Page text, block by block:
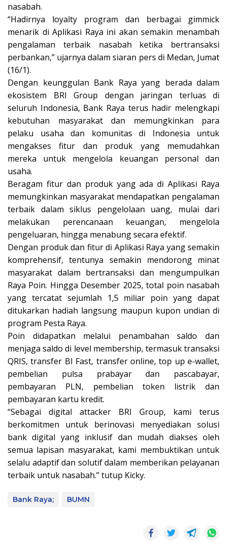
nasabah.
“Hadirnya loyalty program dan berbagai gimmick
menarik di Aplikasi Raya ini akan semakin menambah
pengalaman terbaik nasabah ketika bertransaksi
perbankan,” ujarnya dalam siaran pers di Medan, Jumat
(16/1).
Dengan keunggulan Bank Raya yang berada dalam
ekosistem BRI Group dengan jaringan terluas di
seluruh Indonesia, Bank Raya terus hadir melengkapi
kebutuhan masyarakat dan memungkinkan para
pelaku usaha dan komunitas di Indonesia untuk
mengakses fitur dan produk yang memudahkan
mereka untuk mengelola keuangan personal dan
usaha.
Beragam fitur dan produk yang ada di Aplikasi Raya
memungkinkan masyarakat mendapatkan pengalaman
terbaik dalam siklus pengelolaan uang, mulai dari
melakukan perencanaan keuangan, mengelola
pengeluaran, hingga menabung secara efektif.
Dengan produk dan fitur di Aplikasi Raya yang semakin
komprehensif, tentunya semakin mendorong minat
masyarakat dalam bertransaksi dan mengumpulkan
Raya Poin. Hingga Desember 2025, total poin nasabah
yang tercatat sejumlah 1,5 miliar poin yang dapat
ditukarkan hadiah langsung maupun kupon undian di
program Pesta Raya.
Poin didapatkan melalui penambahan saldo dan
menjaga saldo di level membership, termasuk transaksi
QRIS, transfer BI Fast, transfer online, top up e-wallet,
pembelian pulsa prabayar dan pascabayar,
pembayaran PLN, pembelian token listrik dan
pembayaran kartu kredit.
“Sebagai digital attacker BRI Group, kami terus
berkomitmen untuk berinovasi menyediakan solusi
bank digital yang inklusif dan mudah diakses oleh
semua lapisan masyarakat, kami membuktikan untuk
selalu adaptif dan solutif dalam memberikan pelayanan
terbaik untuk nasabah.” tutup Kicky.
Bank Raya; BUMN